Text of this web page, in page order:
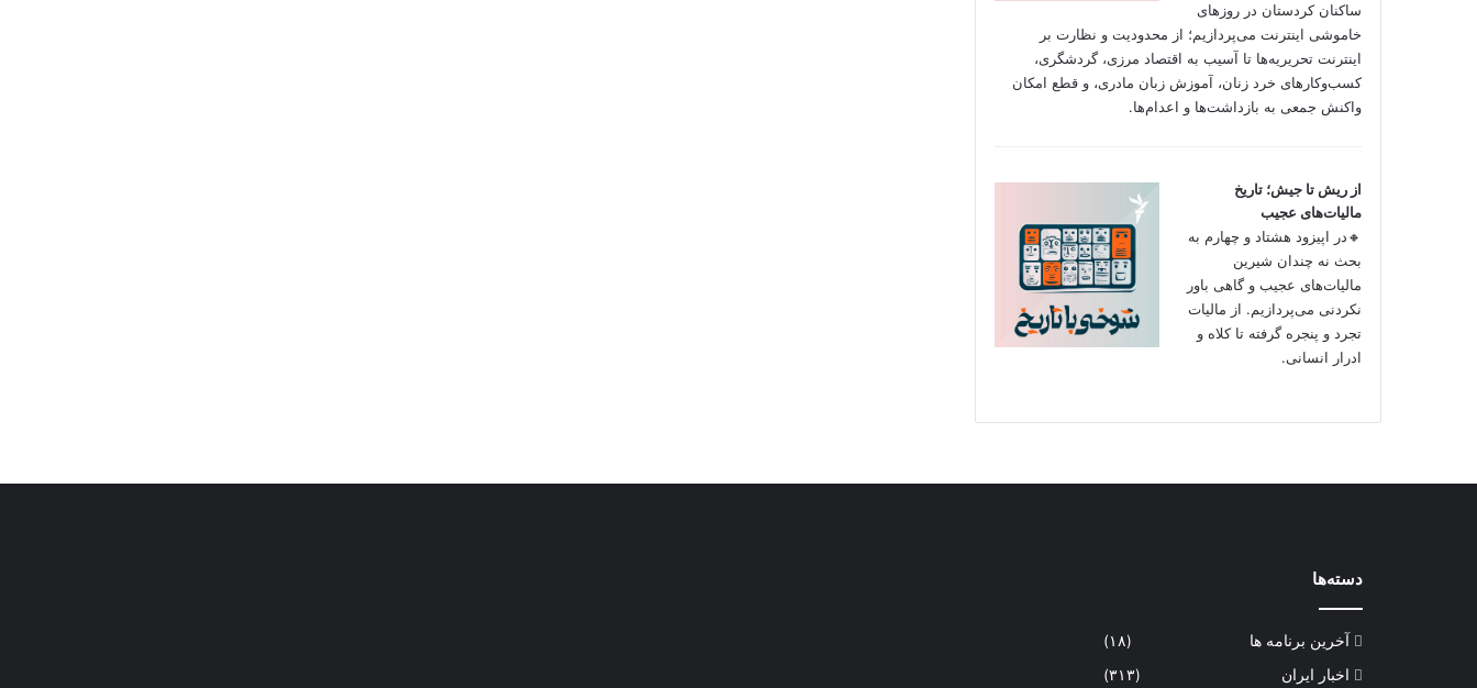
ساکنان کردستان در روزهای
خاموشی اینترنت می‌پردازیم؛ از محدودیت و نظارت بر
اینترنت تحریریه‌ها تا آسیب به اقتصاد مرزی، گردشگری،
کسب‌وکارهای خرد زنان، آموزش زبان مادری، و قطع امکان
واکنش جمعی به بازداشت‌ها و اعدام‌ها.
از ریش تا جیش؛ تاریخ
مالیات‌های عجیب
🔸در اپیزود هشتاد و چهارم به
بحث نه چندان شیرین
مالیات‌های عجیب و گاهی باور
نکردنی‌ می‌پردازیم. از مالیات
تجرد و پنجره گرفته تا کلاه و
ادرار انسانی.
دسته‌ها
آخرین برنامه ها
(۱۸)
اخبار ایران
(۳۱۳)